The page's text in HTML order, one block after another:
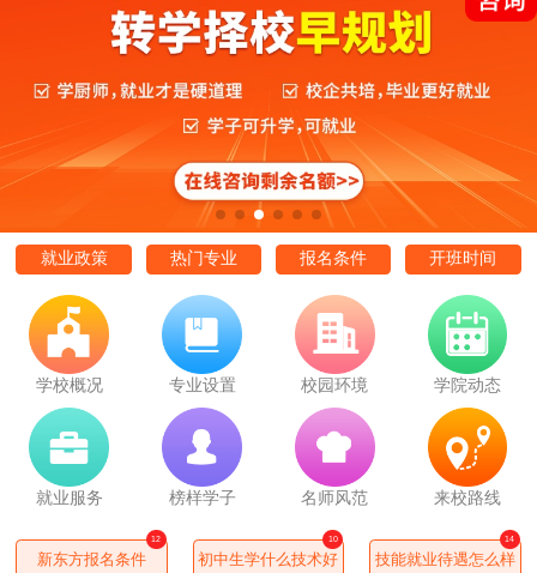
就业政策 热门专业 报名条件 开班时间
学校概况 专业设置 校园环境 学院动态
就业服务 榜样学子 名师风范 来校路线
新东方报名条件
12
初中生学什么技术好
10
技能就业待遇怎么样
14